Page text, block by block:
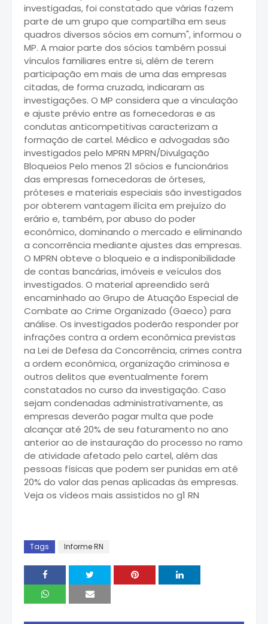
investigadas, foi constatado que várias fazem
parte de um grupo que compartilha em seus
quadros diversos sócios em comum", informou o
MP. A maior parte dos sócios também possui
vínculos familiares entre si, além de terem
participação em mais de uma das empresas
citadas, de forma cruzada, indicaram as
investigações. O MP considera que a vinculação
e ajuste prévio entre as fornecedoras e as
condutas anticompetitivas caracterizam a
formação de cartel. Médico e advogadas são
investigados pelo MPRN MPRN/Divulgação
Bloqueios Pelo menos 21 sócios e funcionários
das empresas fornecedoras de órteses,
próteses e materiais especiais são investigados
por obterem vantagem ilícita em prejuízo do
erário e, também, por abuso do poder
econômico, dominando o mercado e eliminando
a concorrência mediante ajustes das empresas.
O MPRN obteve o bloqueio e a indisponibilidade
de contas bancárias, imóveis e veículos dos
investigados. O material apreendido será
encaminhado ao Grupo de Atuação Especial de
Combate ao Crime Organizado (Gaeco) para
análise. Os investigados poderão responder por
infrações contra a ordem econômica previstas
na Lei de Defesa da Concorrência, crimes contra
a ordem econômica, organização criminosa e
outros delitos que eventualmente forem
constatados no curso da investigação. Caso
sejam condenadas administrativamente, as
empresas deverão pagar multa que pode
alcançar até 20% de seu faturamento no ano
anterior ao de instauração do processo no ramo
de atividade afetado pelo cartel, além das
pessoas físicas que podem ser punidas em até
20% do valor das penas aplicadas às empresas.
Veja os vídeos mais assistidos no g1 RN
Tags Informe RN